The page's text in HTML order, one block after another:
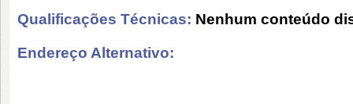
Qualificações Técnicas: Nenhum conteúdo
Endereço Alternativo: